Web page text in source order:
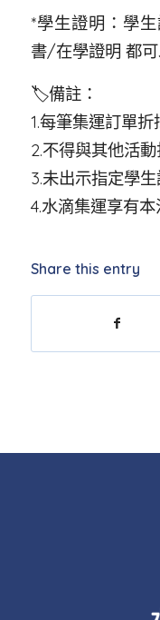
*學生證明：學
書/在學證明 都
🏷️備註：
1.每筆集運訂單
2.不得與其他活
3.未出示指定學
4.水滴集運享有
Share this entry